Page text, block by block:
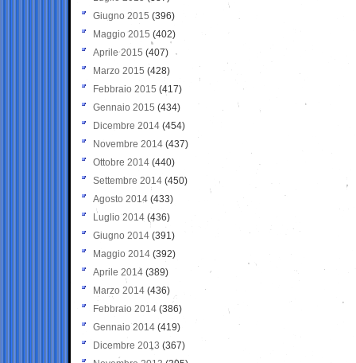
Giugno 2015 (396)
Maggio 2015 (402)
Aprile 2015 (407)
Marzo 2015 (428)
Febbraio 2015 (417)
Gennaio 2015 (434)
Dicembre 2014 (454)
Novembre 2014 (437)
Ottobre 2014 (440)
Settembre 2014 (450)
Agosto 2014 (433)
Luglio 2014 (436)
Giugno 2014 (391)
Maggio 2014 (392)
Aprile 2014 (389)
Marzo 2014 (436)
Febbraio 2014 (386)
Gennaio 2014 (419)
Dicembre 2013 (367)